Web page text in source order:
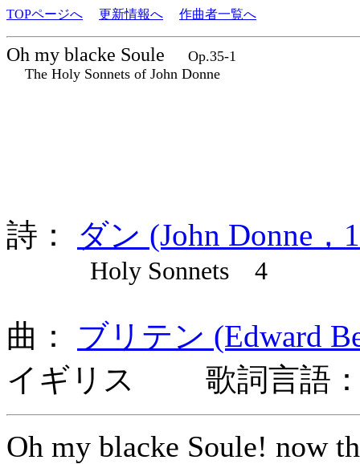
TOPページへ 更新情報へ 作曲者一覧へ
Oh my blacke Soule
Op.35-1
The Holy Sonnets of John Donne
詩： ダン (John Donne，
Holy Sonnets 4
曲： ブリテン (Edward
イギリス 歌詞言語：
Oh my blacke Soule! now